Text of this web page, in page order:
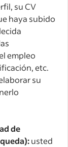
su CV
haya subido
empleo
etc.
su
de
usted